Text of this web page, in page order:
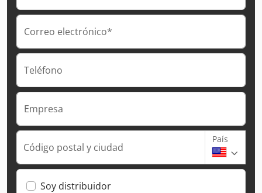
Correo electrónico*
Teléfono
Empresa
Código postal y ciudad
País
Soy distribuidor